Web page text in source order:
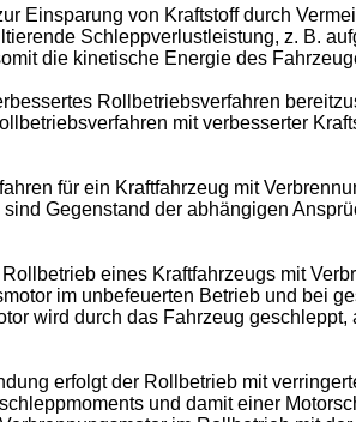
Einsparung von Kraftstoff durch
Schleppverlustleistung, z. B.
die kinetische Energie des
Rollbetriebsverfahren
mit verbesserter
für ein Kraftfahrzeug mit
Gegenstand der abhängigen
eines Kraftfahrzeugs mit
im unbefeuerten Betrieb und bei
wird durch das Fahrzeug
erfolgt der Rollbetrieb mit
und damit einer